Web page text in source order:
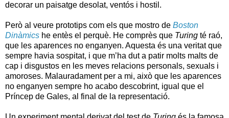
decorar un paisatge desolat, ventós i hostil.
Però al veure prototips com els que mostro de Boston
Dinàmics he entès el perquè. He comprès que Turing té raó,
que les aparences no enganyen. Aquesta és una veritat que
sempre havia sospitat, i que m’ha dut a patir molts malts de
cap i disgustos en les meves relacions personals, sexuals i
amoroses. Malauradament per a mi, això que les aparences
no enganyen sempre ho acabo descobrint, igual que el
Príncep de Gales, al final de la representació.